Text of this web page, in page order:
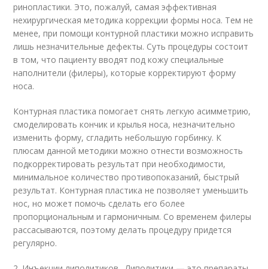
ринопластики. Это, пожалуй, самая эффективная
нехирургическая методика коррекции формы носа. Тем не
менее, при помощи контурной пластики можно исправить
лишь незначительные дефекты. Суть процедуры состоит
в том, что пациенту вводят под кожу специальные
наполнители (филеры), которые корректируют форму
носа.
Контурная пластика помогает снять легкую асимметрию,
смоделировать кончик и крылья носа, незначительно
изменить форму, сгладить небольшую горбинку. К
плюсам данной методики можно отнести возможность
подкорректировать результат при необходимости,
минимальное количество противопоказаний, быстрый
результат. Контурная пластика не позволяет уменьшить
нос, но может помочь сделать его более
пропорциональным и гармоничным. Со временем филеры
рассасываются, поэтому делать процедуру придется
регулярно.